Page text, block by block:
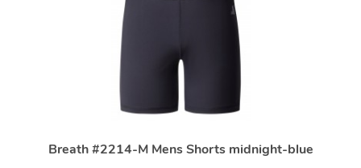
Breath #2214-M Mens Shorts midnight-blue